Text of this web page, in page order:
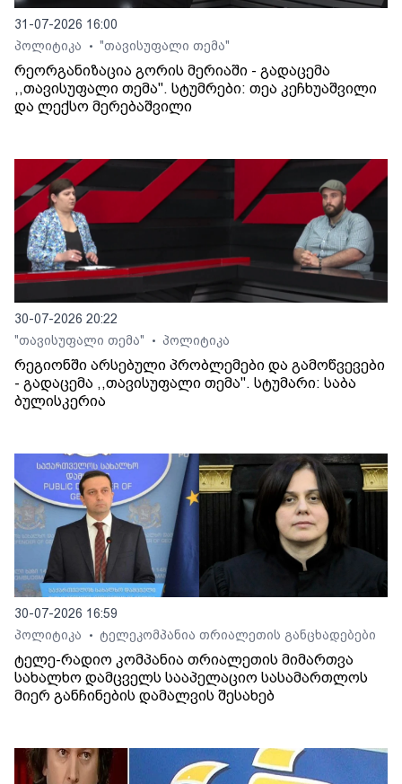
31-07-2026 16:00
პოლიტიკა
• "თავისუფალი თემა"
რეორგანიზაცია გორის მერიაში - გადაცემა
,,თავისუფალი თემა". სტუმრები: თეა კეჩხუაშვილი
და ლექსო მერებაშვილი
30-07-2026 20:22
"თავისუფალი თემა"
• პოლიტიკა
რეგიონში არსებული პრობლემები და გამოწვევები
- გადაცემა ,,თავისუფალი თემა". სტუმარი: საბა
ბულისკერია
30-07-2026 16:59
პოლიტიკა
• ტელეკომპანია თრიალეთის განცხადებები
ტელე-რადიო კომპანია თრიალეთის მიმართვა
სახალხო დამცველს სააპელაციო სასამართლოს
მიერ განჩინების დამალვის შესახებ